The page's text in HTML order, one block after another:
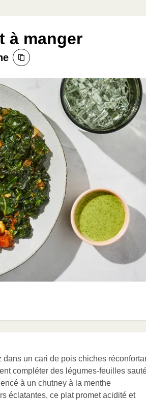
à manger
un cari de pois chiches
compléter des légumes-feuilles
à un chutney à la menthe
éclatantes, ce plat promet acidité et